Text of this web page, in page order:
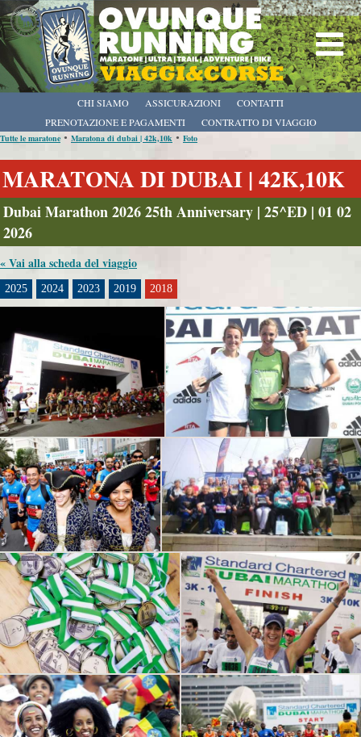
CHI SIAMO
PRENOTAZIONE E PAGAMENTI
CONTRATTO DI VIAGGIO
ASSICURAZIONI CONTATTI
Tutte le maratone • Maratona di dubai | 42k,10k • Foto
MARATONA DI DUBAI | 42K,10K
Dubai Marathon 2026 25th Anniversary | 25^ED | 01 02
2026
« Vai alla scheda del viaggio
2025 2024 2023 2019 2018